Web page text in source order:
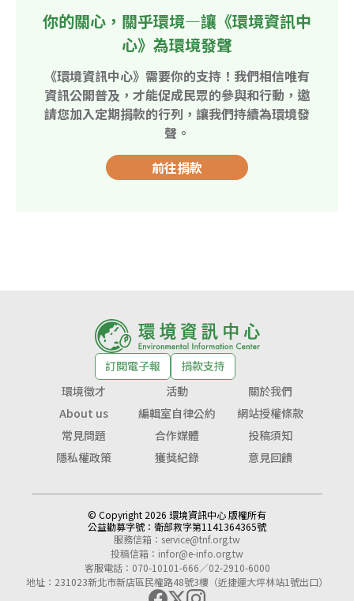
你的關心，關乎環境—讓《環境資訊中
心》為環境發聲
《環境資訊中心》需要你的支持！我們相信唯有
資訊公開普及，才能促成民眾的參與和行動，邀
請您加入定期捐款的行列，讓我們持續為環境發
聲。
前往捐款
訂閱電子報
捐款支持
環境徵才
活動
關於我們
About us
編輯室自律公約
網站授權條款
常見問題
合作媒體
投稿須知
隱私權政策
獲獎紀錄 意見回饋
© Copyright 2026 環境資訊中心 版權所有
公益勸募字號： 衛部救字第1141364365號
服務信箱： service@tnf.org.tw
投稿信箱： infor@e-info.org.tw
客服電話：070-10101-666／02-2910-6000
地址：231023新北市新店區民權路48號3樓（近捷運大坪林站1號出口）